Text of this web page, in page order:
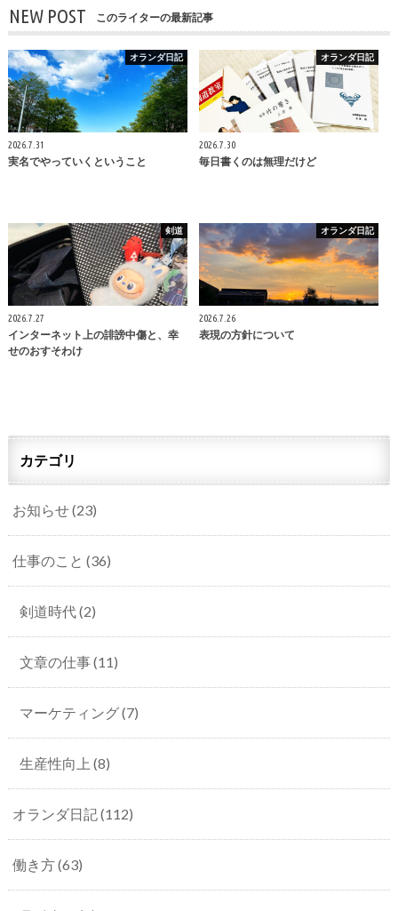
NEW POST このライターの最新記事
オランダ日記
2026.7.31
実名でやっていくということ
オランダ日記
2026.7.30
毎日書くのは無理だけど
剣道
2026.7.27
インターネット上の誹謗中傷と、幸
せのおすそわけ
オランダ日記
2026.7.26
表現の方針について
カテゴリ
お知らせ(23)
仕事のこと (36)
剣道時代(2)
文章の仕事(11)
マーケティング(7)
生産性向上 (8)
オランダ日記(112)
働き方(63)